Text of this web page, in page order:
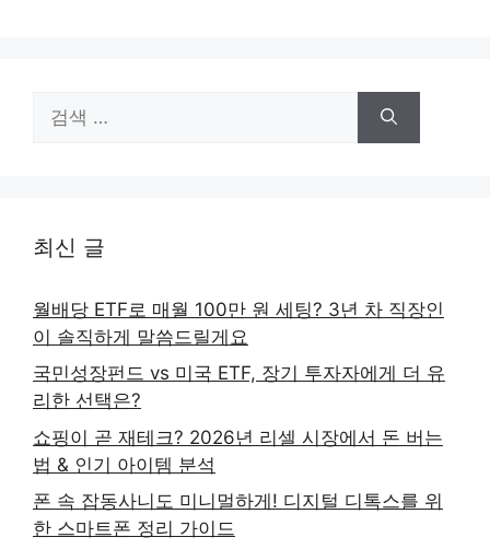
색:
최신 글
월배당 ETF로 매월 100만 원 세팅? 3년 차 직장인
이 솔직하게 말씀드릴게요
국민성장펀드 vs 미국 ETF, 장기 투자자에게 더 유
리한 선택은?
쇼핑이 곧 재테크? 2026년 리셀 시장에서 돈 버는
법 & 인기 아이템 분석
폰 속 잡동사니도 미니멀하게! 디지털 디톡스를 위
한 스마트폰 정리 가이드